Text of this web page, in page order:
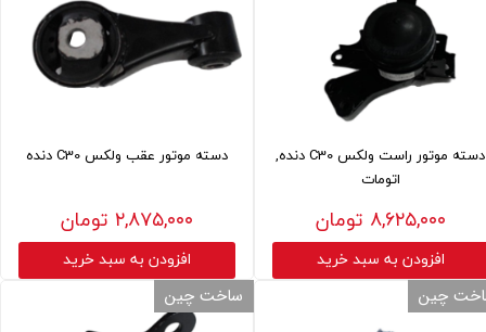
دسته موتور راست ولکس C30 دنده,
اتومات
۸,۶۲۵,۰۰۰ تومان
افزودن به سبد خرید
دسته موتور عقب ولکس C30 دنده
۲,۸۷۵,۰۰۰ تومان
افزودن به سبد خرید
چین ساخت چین